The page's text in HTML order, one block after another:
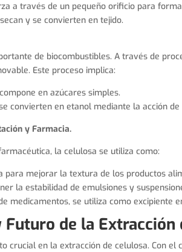
a través de un pequeño orificio para
y se convierten en tejido.
de biocombustibles. A través de
Este proceso implica:
en azúcares simples.
convierten en etanol mediante la acción
y Farmacia.
la celulosa se utiliza como:
para mejorar la textura de los productos
la estabilidad de emulsiones y
medicamentos, se utiliza como excipiente
de la Extracción
crucial en la extracción de celulosa. Con